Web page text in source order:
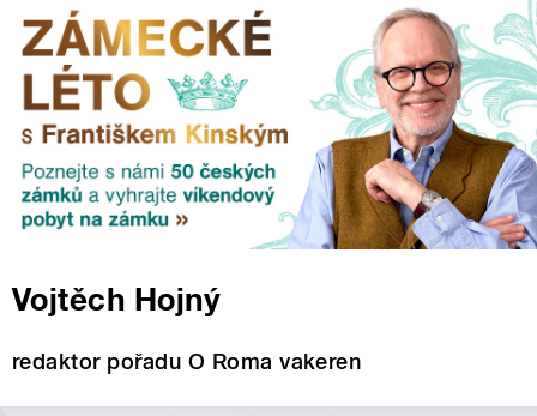
Vojtěch Hojný
redaktor pořadu O Roma vakeren